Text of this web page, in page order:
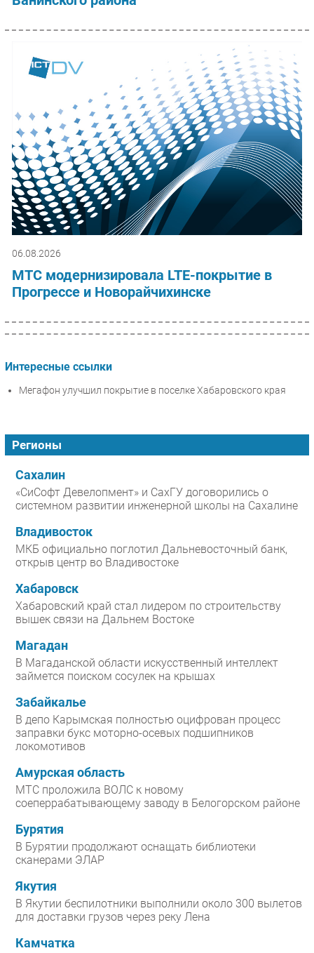
06.08.2026
МТС модернизировала LTE-покрытие в
Прогрессе и Новорайчихинске
Интересные ссылки
Мегафон улучшил покрытие в поселке Хабаровского края
Регионы
Сахалин
«СиСофт Девелопмент» и СахГУ договорились о
системном развитии инженерной школы на Сахалине
Владивосток
МКБ официально поглотил Дальневосточный банк,
открыв центр во Владивостоке
Хабаровск
Хабаровский край стал лидером по строительству
вышек связи на Дальнем Востоке
Магадан
В Магаданской области искусственный интеллект
займется поиском сосулек на крышах
Забайкалье
В депо Карымская полностью оцифрован процесс
заправки букс моторно-осевых подшипников
локомотивов
Амурская область
МТС проложила ВОЛС к новому
соеперрабатывающему заводу в Белогорском районе
Бурятия
В Бурятии продолжают оснащать библиотеки
сканерами ЭЛАР
Якутия
В Якутии беспилотники выполнили около 300 вылетов
для доставки грузов через реку Лена
Камчатка